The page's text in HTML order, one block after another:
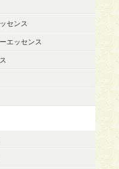
センス
エッセンス